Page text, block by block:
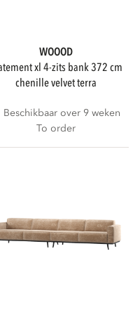
WOOOD
chenille velvet terra
Beschikbaar over 9 weken
To order